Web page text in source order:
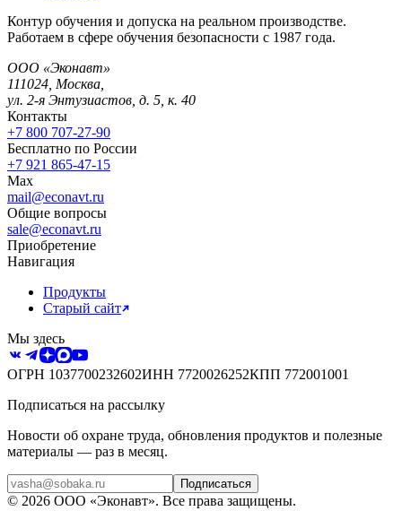
Контур обучения и допуска на реальном производстве.
Работаем в сфере обучения безопасности с 1987 года.
ООО «Эконавт»
111024 Москва
ул. 2-я Энтузиастов, д. 5, к. 40
Контакты
+7 800 707-27-90
Бесплатно по России
+7 921 865-47-15
Max
mail@econavt.ru
Общие вопросы
sale@econavt.ru
Приобретение
Навигация
Продукты
Старый сайт
Мы здесь
ОГРН 1037700232602ИНН 7720026252КПП 772001001
Подписаться на рассылку
Новости об охране труда, обновления продуктов и полезные
материалы — раз в месяц.
Подписаться
© 2026 ООО «Эконавт». Все права защищены.